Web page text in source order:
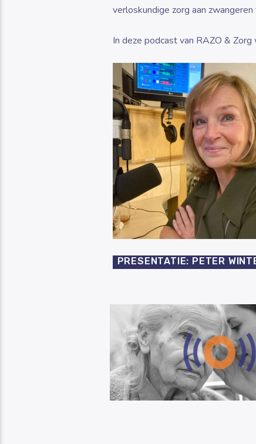
verloskundige zorg aan
In deze podcast van RAZO &
PRESENTATIE: PETER